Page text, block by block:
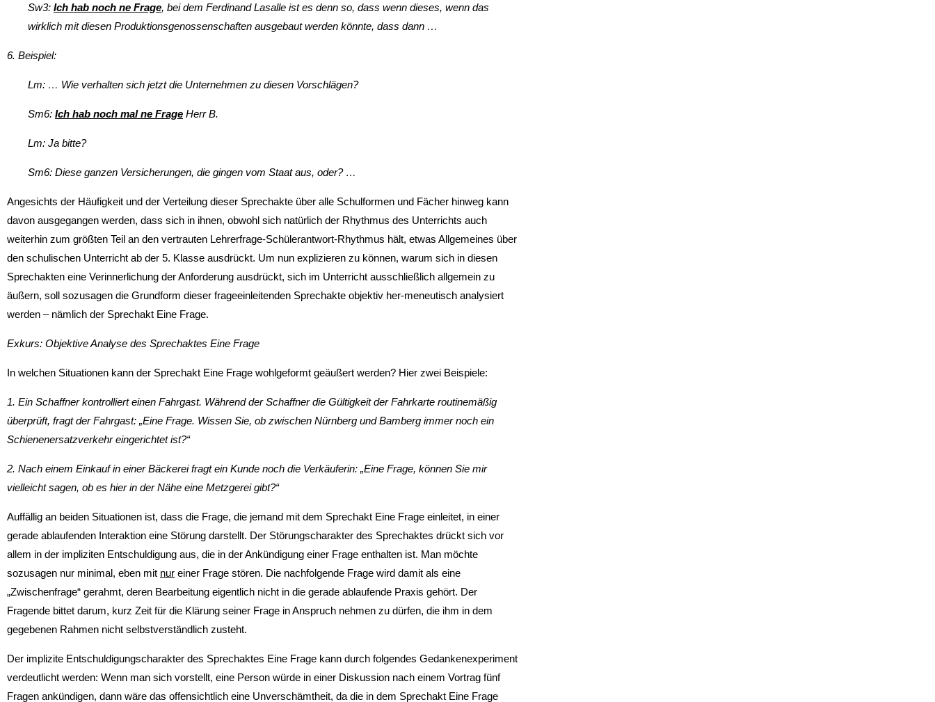
Sw3: Ich hab noch ne Frage, bei dem Ferdinand Lasalle ist es denn so, dass wenn dieses, wenn das
wirklich mit diesen Produktionsgenossenschaften ausgebaut werden könnte, dass dann …
6. Beispiel:
Lm: … Wie verhalten sich jetzt die Unternehmen zu diesen Vorschlägen?
Sm6: Ich hab noch mal ne Frage Herr B.
Lm: Ja bitte?
Sm6: Diese ganzen Versicherungen, die gingen vom Staat aus, oder? …
Angesichts der Häufigkeit und der Verteilung dieser Sprechakte über alle Schulformen und Fächer hinweg kann
davon ausgegangen werden, dass sich in ihnen, obwohl sich natürlich der Rhythmus des Unterrichts auch
weiterhin zum größten Teil an den vertrauten Lehrerfrage-Schülerantwort-Rhythmus hält, etwas Allgemeines über
den schulischen Unterricht ab der 5. Klasse ausdrückt. Um nun explizieren zu können, warum sich in diesen
Sprechakten eine Verinnerlichung der Anforderung ausdrückt, sich im Unterricht ausschließlich allgemein zu
äußern, soll sozusagen die Grundform dieser frageeinleitenden Sprechakte objektiv her-meneutisch analysiert
werden – nämlich der Sprechakt Eine Frage.
Exkurs: Objektive Analyse des Sprechaktes Eine Frage
In welchen Situationen kann der Sprechakt Eine Frage wohlgeformt geäußert werden? Hier zwei Beispiele:
1. Ein Schaffner kontrolliert einen Fahrgast. Während der Schaffner die Gültigkeit der Fahrkarte routinemäßig
überprüft, fragt der Fahrgast: „Eine Frage. Wissen Sie, ob zwischen Nürnberg und Bamberg immer noch ein
Schienenersatzverkehr eingerichtet ist?“
2. Nach einem Einkauf in einer Bäckerei fragt ein Kunde noch die Verkäuferin: „Eine Frage, können Sie mir
vielleicht sagen, ob es hier in der Nähe eine Metzgerei gibt?“
Auffällig an beiden Situationen ist, dass die Frage, die jemand mit dem Sprechakt Eine Frage einleitet, in einer
gerade ablaufenden Interaktion eine Störung darstellt. Der Störungscharakter des Sprechaktes drückt sich vor
allem in der impliziten Entschuldigung aus, die in der Ankündigung einer Frage enthalten ist. Man möchte
sozusagen nur minimal, eben mit nur einer Frage stören. Die nachfolgende Frage wird damit als eine
„Zwischenfrage“ gerahmt, deren Bearbeitung eigentlich nicht in die gerade ablaufende Praxis gehört. Der
Fragende bittet darum, kurz Zeit für die Klärung seiner Frage in Anspruch nehmen zu dürfen, die ihm in dem
gegebenen Rahmen nicht selbstverständlich zusteht.
Der implizite Entschuldigungscharakter des Sprechaktes Eine Frage kann durch folgendes Gedankenexperiment
verdeutlicht werden: Wenn man sich vorstellt, eine Person würde in einer Diskussion nach einem Vortrag fünf
Fragen ankündigen, dann wäre das offensichtlich eine Unverschämtheit, da die in dem Sprechakt Eine Frage